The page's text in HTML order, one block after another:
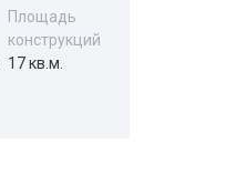
Площадь
конструкций
17 кв.м.